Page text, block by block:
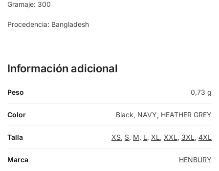
Gramaje: 300
Procedencia: Bangladesh
Información adicional
Peso 0,73 g
Color Black, NAVY, HEATHER GREY
Talla XS, S, M, L, XL, XXL, 3XL, 4XL
Marca HENBURY